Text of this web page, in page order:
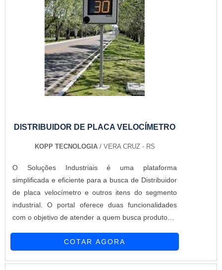
DISTRIBUIDOR DE PLACA VELOCÍMETRO
KOPP TECNOLOGIA / VERA CRUZ - RS
O Soluções Industriais é uma plataforma
simplificada e eficiente para a busca de Distribuidor
de placa velocímetro e outros itens do segmento
industrial. O portal oferece duas funcionalidades
com o objetivo de atender a quem busca produtos e
com interesse na divulgação de seus produtos e
oferece uma vasta variedade de materiais como
COTAR AGORA